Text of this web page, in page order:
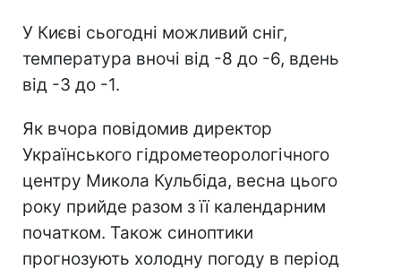
У Києві сьогодні можливий сніг,
температура вночі від -8 до -6, вдень
від -3 до -1.
Як вчора повідомив директор
Українського гідрометеорологічного
центру Микола Кульбіда, весна цього
року прийде разом з її календарним
початком. Також синоптики
прогнозують холодну погоду в період